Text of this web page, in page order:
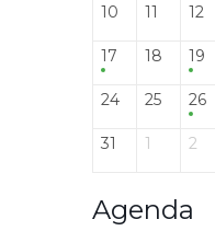
10 11 12
17 18 19
24 25 26
31 1 2
Agenda